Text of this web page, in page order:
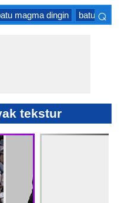
magma dingin batuan
⌕
tekstur